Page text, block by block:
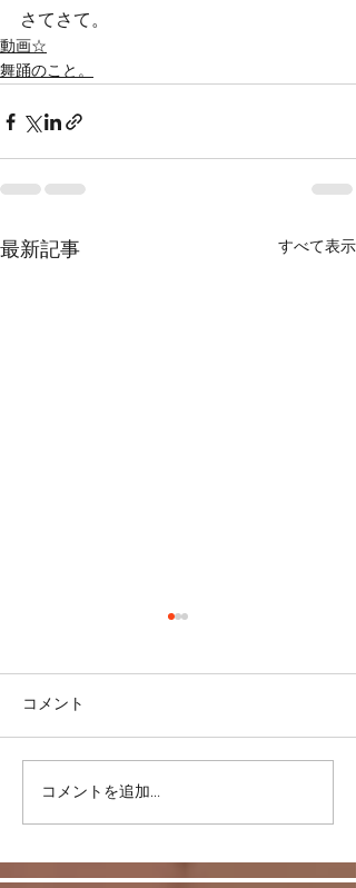
さてさて。
動画☆
舞踊のこと。
最新記事 すべて表示
皆さまの愛情に支えら
れ、無事、おさらい会終
コメント
コメントを追加…